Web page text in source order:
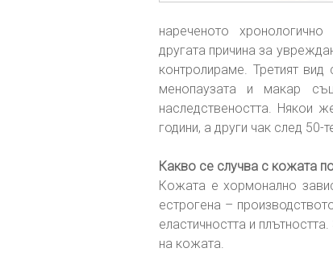
нареченото
другата причина за
контролираме. Третият
менопаузата и макар
наследствеността. Някои
години, а други чак след 50-
Какво се случва с кожата
Кожата е хормонално
естрогена –
еластичността и
на кожата.